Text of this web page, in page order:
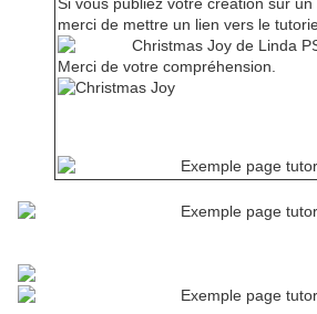
merci de mettre un lien vers le
Merci de votre compréhension.